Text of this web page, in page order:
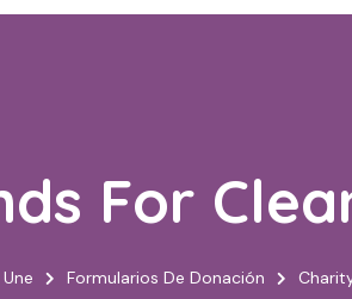
For
Formularios De Donación